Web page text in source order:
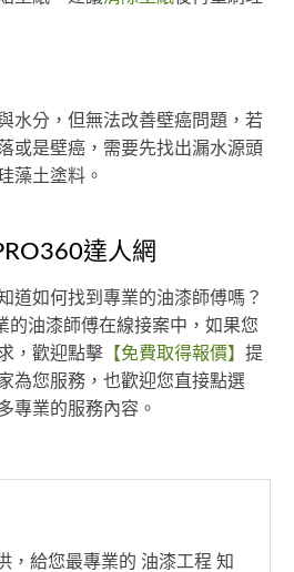
水分，但無法改善壁癌問題，若
或是壁癌，需要先找出漏水源頭
藻土塗料。
達人網
道如何找到專業的油漆師傅嗎？
的油漆師傅在線接案中，如果您
，歡迎點擊 【免費取得報價】 提
為您服務，也歡迎您直接點選
專業的服務內容。
，給您最專業的 油漆工程 知